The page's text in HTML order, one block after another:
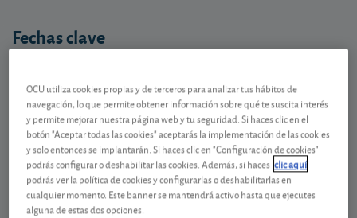
Fechas clave
para presentar las declaraciones de Renta y
Patrimonio del ejercicio 2025
– Hasta el29 de junio: solicitud de cita previa, si
quiere que la Agencia Tributaria le confeccione su
declaración por teléfono.
OCU utiliza cookies propias y de terceros para analizar tus hábitos de
navegación, lo que permite obtener información sobre qué te suscita interés
y permite mejorar nuestra página web y tu seguridad. Si haces clic en el
botón "Aceptar todas las cookies" aceptarás la implementación de las cookies
y solo entonces se implantarán. Si haces clic en "Configuración de cookies"
podrás configurar o deshabilitar las cookies. Además, si haces clic aquí
podrás ver la política de cookies y configurarlas o deshabilitarlas en
cualquier momento. Este banner se mantendrá activo hasta que ejecutes
alguna de estas dos opciones.